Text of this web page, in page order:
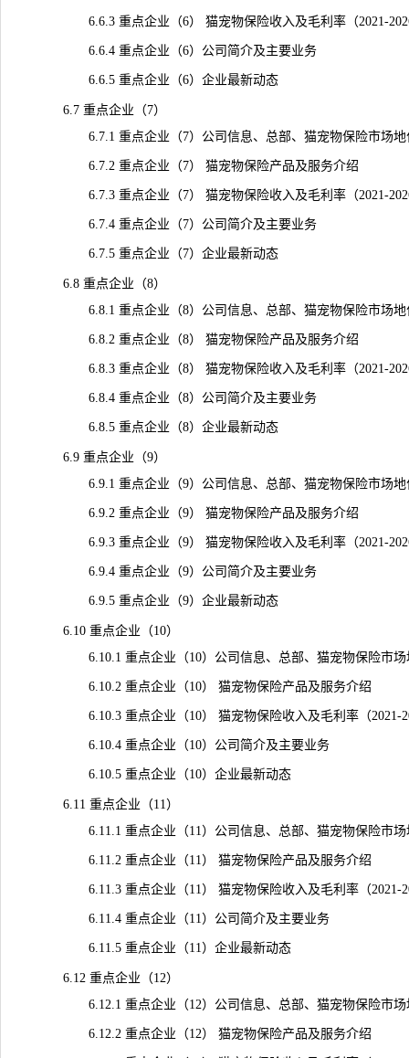
6.6.3 重点企业（6） 猫宠物保险收入及毛利率（2021-
6.6.4 重点企业（6）公司简介及主要业务
6.6.5 重点企业（6）企业最新动态
6.7 重点企业（7）
6.7.1 重点企业（7）公司信息、总部、猫宠物保险市场地
6.7.2 重点企业（7） 猫宠物保险产品及服务介绍
6.7.3 重点企业（7） 猫宠物保险收入及毛利率（2021-
6.7.4 重点企业（7）公司简介及主要业务
6.7.5 重点企业（7）企业最新动态
6.8 重点企业（8）
6.8.1 重点企业（8）公司信息、总部、猫宠物保险市场地
6.8.2 重点企业（8） 猫宠物保险产品及服务介绍
6.8.3 重点企业（8） 猫宠物保险收入及毛利率（2021-
6.8.4 重点企业（8）公司简介及主要业务
6.8.5 重点企业（8）企业最新动态
6.9 重点企业（9）
6.9.1 重点企业（9）公司信息、总部、猫宠物保险市场地
6.9.2 重点企业（9） 猫宠物保险产品及服务介绍
6.9.3 重点企业（9） 猫宠物保险收入及毛利率（2021-
6.9.4 重点企业（9）公司简介及主要业务
6.9.5 重点企业（9）企业最新动态
6.10 重点企业（10）
6.10.1 重点企业（10）公司信息、总部、猫宠物保险市场
6.10.2 重点企业（10） 猫宠物保险产品及服务介绍
6.10.3 重点企业（10） 猫宠物保险收入及毛利率（2021-
6.10.4 重点企业（10）公司简介及主要业务
6.10.5 重点企业（10）企业最新动态
6.11 重点企业（11）
6.11.1 重点企业（11）公司信息、总部、猫宠物保险市场
6.11.2 重点企业（11） 猫宠物保险产品及服务介绍
6.11.3 重点企业（11） 猫宠物保险收入及毛利率（2021-
6.11.4 重点企业（11）公司简介及主要业务
6.11.5 重点企业（11）企业最新动态
6.12 重点企业（12）
6.12.1 重点企业（12）公司信息、总部、猫宠物保险市场
6.12.2 重点企业（12） 猫宠物保险产品及服务介绍